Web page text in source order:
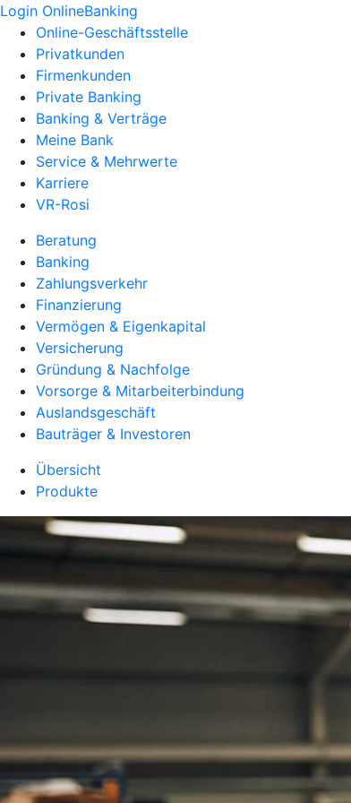
Login OnlineBanking
Online-Geschäftsstelle
Privatkunden
Firmenkunden
Private Banking
Banking & Verträge
Meine Bank
Service & Mehrwerte
Karriere
VR-Rosi
Beratung
Banking
Zahlungsverkehr
Finanzierung
Vermögen & Eigenkapital
Versicherung
Gründung & Nachfolge
Vorsorge & Mitarbeiterbindung
Auslandsgeschäft
Bauträger & Investoren
Übersicht
Produkte